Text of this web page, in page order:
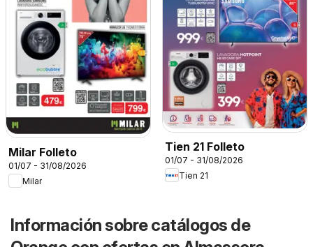
Milar Folleto
01/07 - 31/08/2026
Milar
Tien 21 Folleto
01/07 - 31/08/2026
Tien 21
Información sobre catálogos de